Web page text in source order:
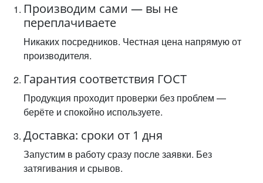
Производим сами — вы не
переплачиваете
Никаких посредников. Честная цена напрямую от
производителя.
Гарантия соответствия ГОСТ
Продукция проходит проверки без проблем —
берёте и спокойно используете.
Доставка: сроки от 1 дня
Запустим в работу сразу после заявки. Без
затягивания и срывов.